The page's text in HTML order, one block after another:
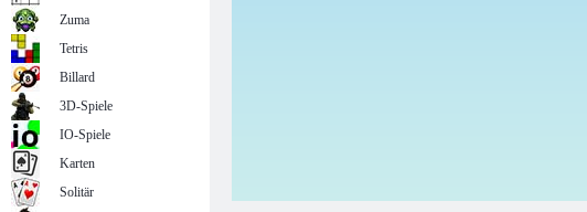
Zuma
Tetris
Billard
3D-Spiele
IO-Spiele
Karten
Solitär